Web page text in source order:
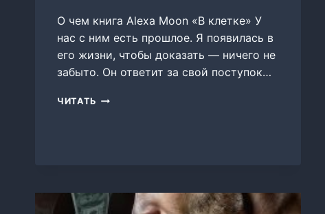
О чем книга Alexa Moon «В клетке» У
нас с ним есть прошлое. Я появилась в
его жизни, чтобы доказать — ничего не
забыто. Он ответит за свой поступок…
ЧИТАТЬ В